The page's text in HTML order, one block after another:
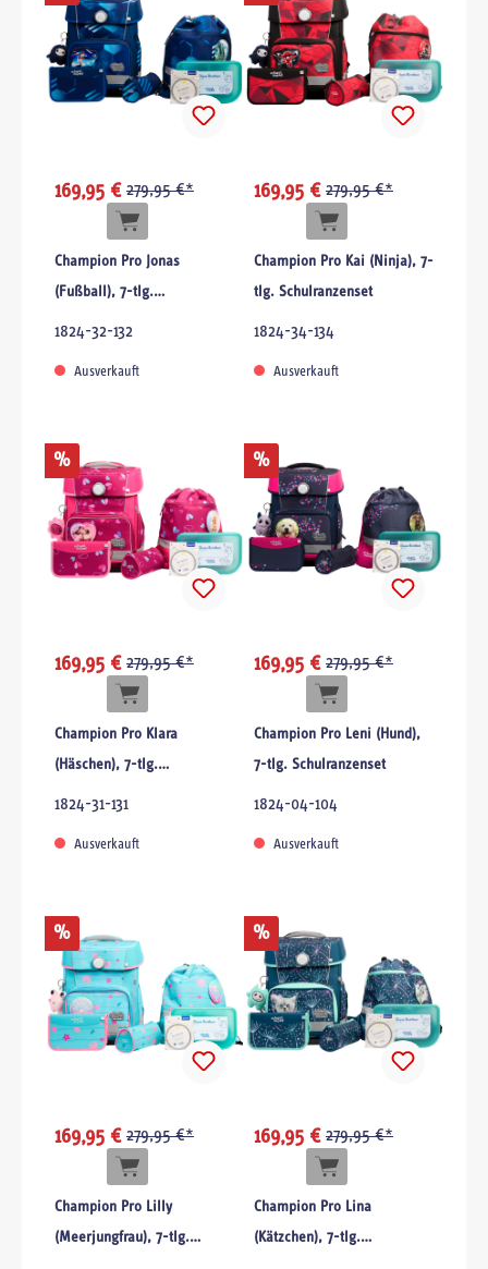
169,95 € 279,95 €*
Champion Pro Jonas
(Fußball), 7-tlg.
Schulranzenset
1824-32-132
Ausverkauft
169,95 € 279,95 €*
Champion Pro Kai (Ninja), 7-
tlg. Schulranzenset
1824-34-134
Ausverkauft
%
169,95 € 279,95 €*
Champion Pro Klara
(Häschen), 7-tlg.
Schulranzenset
1824-31-131
Ausverkauft
%
169,95 € 279,95 €*
Champion Pro Leni (Hund),
7-tlg. Schulranzenset
1824-04-104
Ausverkauft
%
169,95 € 279,95 €*
Champion Pro Lilly
(Meerjungfrau), 7-tlg.
%
169,95 € 279,95 €*
Champion Pro Lina
(Kätzchen), 7-tlg.